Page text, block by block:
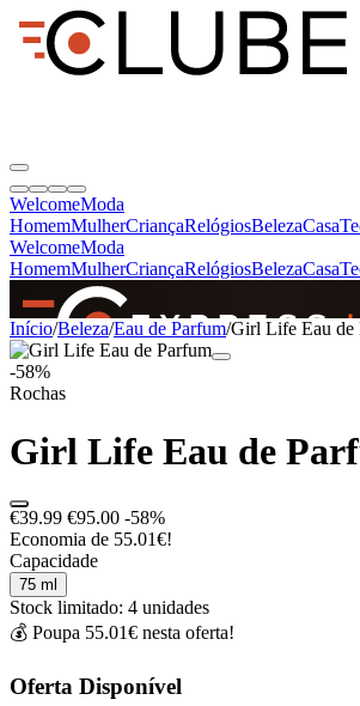
WelcomeModa
HomemMulherCriançaRelógiosBelezaCasa
WelcomeModa
HomemMulherCriançaRelógiosBelezaCasa
SINCE 2005
Início/Beleza/Eau de Parfum/Girl Life Eau de
-58%
Rochas
Girl Life Eau de
€39.99 €95.00 -58%
Economia de 55.01€!
Capacidade
75 ml
Stock limitado: 4 unidades
💰 Poupa 55.01€ nesta oferta!
Oferta Disponível